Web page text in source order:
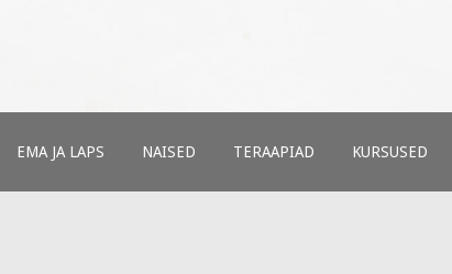
EMA JA LAPS NAISED TERAAPIAD KURSUSED